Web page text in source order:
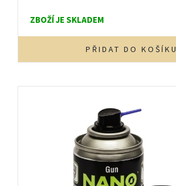
ZBOŽÍ JE SKLADEM
PŘIDAT DO KOŠÍKU